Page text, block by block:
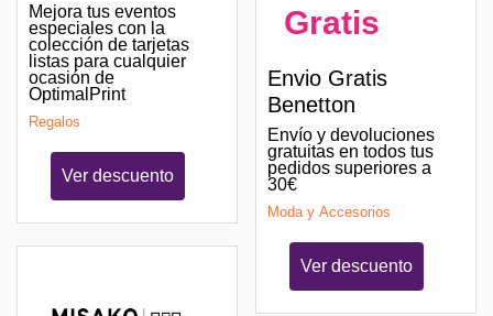
Mejora tus eventos
especiales con la
colección de tarjetas
listas para cualquier
ocasión de
OptimalPrint
Regalos
Ver descuento
Gratis
Envio Gratis
Benetton
Envío y devoluciones
gratuitas en todos tus
pedidos superiores a
30€
Moda y Accesorios
Ver descuento